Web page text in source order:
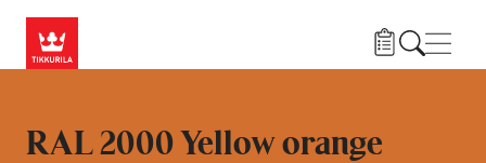
RAL 2000 Yellow orange